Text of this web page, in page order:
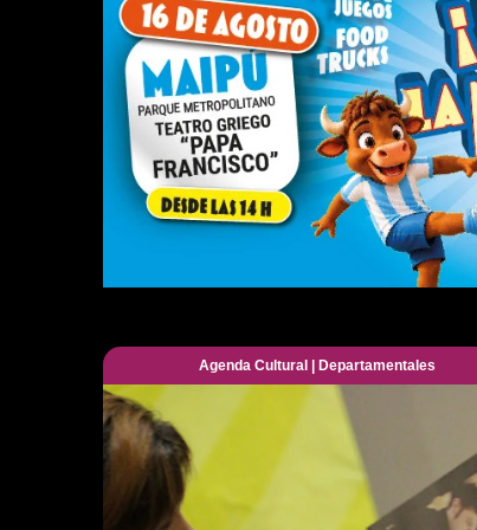
Agenda Cultural |Departamentales